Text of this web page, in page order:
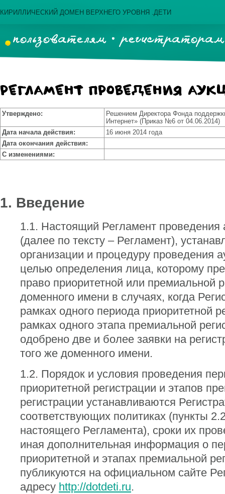
КИРИЛЛИЧЕСКИЙ ДОМЕН ВЕРХНЕГО УРОВНЯ .ДЕТИ
пользователям регистраторам
Регламент проведения
Утверждено:
Решением Директора Фонда
Интернет» (Приказ №6 от 04.06.2014)
Дата начала действия:
16 июня 2014 года
Дата окончания действия:
С изменениями:
1. Введение
1.1. Настоящий Регламент проведения
(далее по тексту – Регламент),
организации и процедуру проведения
целью определения лица, которому
право приоритетной или премиальной
доменного имени в случаях, когда
рамках одного периода приоритетной
рамках одного этапа премиальной
одобрено две и более заявки на
того же доменного имени.
1.2. Порядок и условия проведения
приоритетной регистрации и этапов
регистрации устанавливаются
соответствующих политиках (пункты
настоящего Регламента), сроки их
иная дополнительная информация о
приоритетной и этапах премиальной
публикуются на официальном сайте
адресу http://dotdeti.ru.